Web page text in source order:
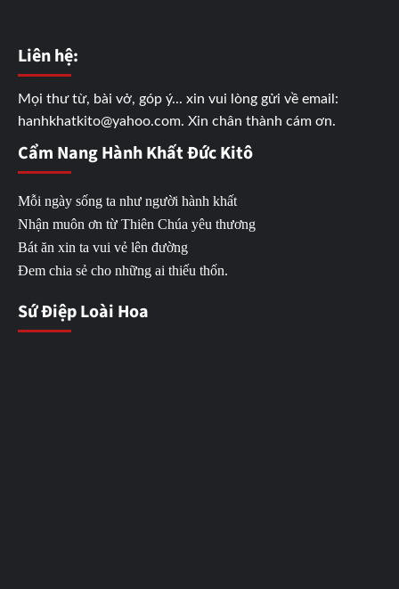
Liên hệ:
Mọi thư từ, bài vở, góp ý... xin vui lòng gửi về email:
hanhkhatkito@yahoo.com. Xin chân thành cám ơn.
Cẩm Nang Hành Khất Đức Kitô
Mỗi ngày sống ta như người hành khất
Nhận muôn ơn từ Thiên Chúa yêu thương
Bát ăn xin ta vui vẻ lên đường
Đem chia sẻ cho những ai thiếu thốn.
Sứ Điệp Loài Hoa